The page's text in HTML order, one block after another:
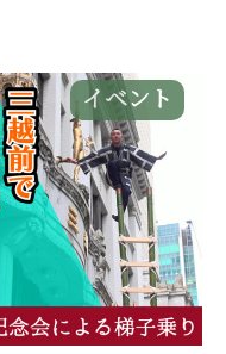
イベント